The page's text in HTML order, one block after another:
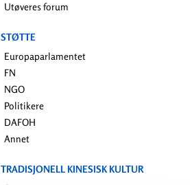
Utøveres forum
STØTTE
Europaparlamentet
FN
NGO
Politikere
DAFOH
Annet
TRADISJONELL KINESISK KULTUR